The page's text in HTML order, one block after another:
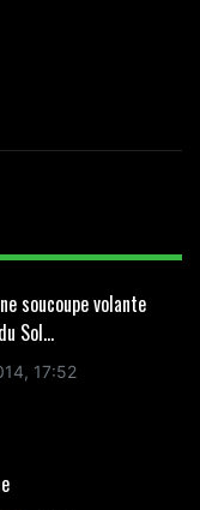
soucoupe volante
Sol...
17:52